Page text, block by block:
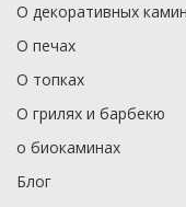
О декоративных
О печах
О топках
О грилях и барбекю
о биокаминах
Блог